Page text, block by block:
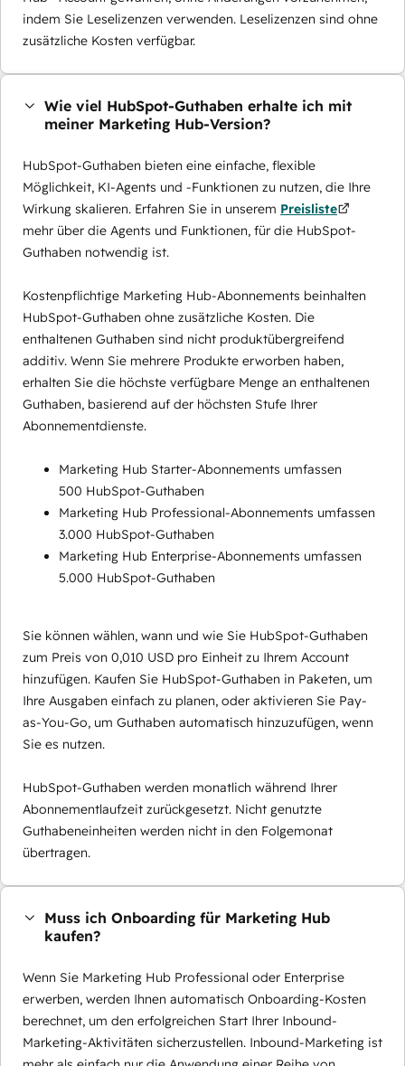
indem Sie Leselizenzen verwenden. Leselizenzen sind ohne
zusätzliche Kosten verfügbar.
Wie viel HubSpot-Guthaben erhalte ich mit
meiner Marketing Hub-Version?
HubSpot-Guthaben bieten eine einfache, flexible
Möglichkeit, KI-Agents und -Funktionen zu nutzen, die Ihre
Wirkung skalieren. Erfahren Sie in unserem Preisliste
mehr über die Agents und Funktionen, für die HubSpot-
Guthaben notwendig ist.
Kostenpflichtige Marketing Hub-Abonnements beinhalten
HubSpot-Guthaben ohne zusätzliche Kosten. Die
enthaltenen Guthaben sind nicht produktübergreifend
additiv. Wenn Sie mehrere Produkte erworben haben,
erhalten Sie die höchste verfügbare Menge an enthaltenen
Guthaben, basierend auf der höchsten Stufe Ihrer
Abonnementdienste.
Marketing Hub Starter-Abonnements umfassen
500 HubSpot-Guthaben
Marketing Hub Professional-Abonnements umfassen
3.000 HubSpot-Guthaben
Marketing Hub Enterprise-Abonnements umfassen
5.000 HubSpot-Guthaben
Sie können wählen, wann und wie Sie HubSpot-Guthaben
zum Preis von 0,010 USD pro Einheit zu Ihrem Account
hinzufügen. Kaufen Sie HubSpot-Guthaben in Paketen, um
Ihre Ausgaben einfach zu planen, oder aktivieren Sie Pay-
as-You-Go, um Guthaben automatisch hinzuzufügen, wenn
Sie es nutzen.
HubSpot-Guthaben werden monatlich während Ihrer
Abonnementlaufzeit zurückgesetzt. Nicht genutzte
Guthabeneinheiten werden nicht in den Folgemonat
übertragen.
Muss ich Onboarding für Marketing Hub
kaufen?
Wenn Sie Marketing Hub Professional oder Enterprise
erwerben, werden Ihnen automatisch Onboarding-Kosten
berechnet, um den erfolgreichen Start Ihrer Inbound-
Marketing-Aktivitäten sicherzustellen. Inbound-Marketing ist